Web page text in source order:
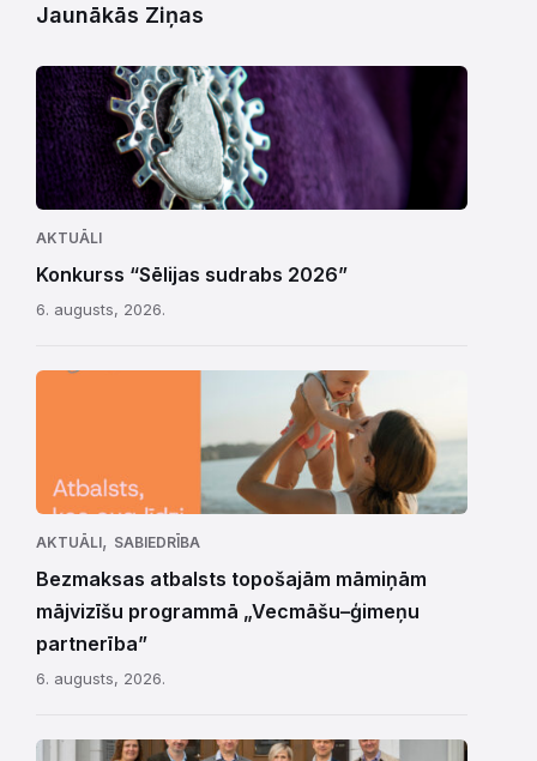
Jaunākās Ziņas
AKTUĀLI
Konkurss “Sēlijas sudrabs 2026”
6. augusts, 2026.
AKTUĀLI, SABIEDRĪBA
Bezmaksas atbalsts topošajām māmiņām
mājvizīšu programmā „Vecmāšu–ģimeņu
partnerība”
6. augusts, 2026.